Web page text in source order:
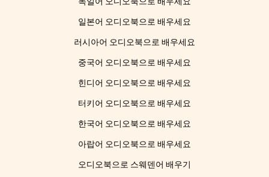
일본어 오디오북으로 배우세요
러시아어 오디오북으로 배우세요
중국어 오디오북으로 배우세요
힌디어 오디오북으로 배우세요
터키어 오디오북으로 배우세요
한국어 오디오북으로 배우세요
아랍어 오디오북으로 배우세요
오디오북으로 스웨덴어 배우기